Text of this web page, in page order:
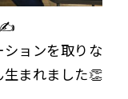
✍
ョンを取りな
まれました👏